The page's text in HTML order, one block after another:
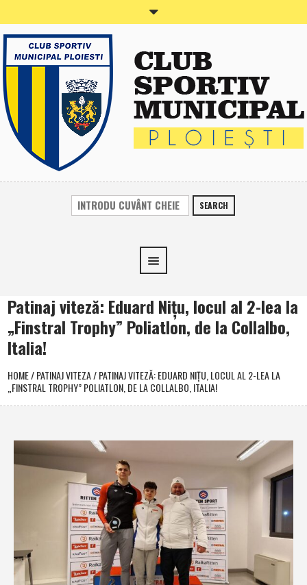
SEARCH
Patinaj viteză: Eduard Niţu, locul al 2-lea la
„Finstral Trophy” Poliatlon, de la Collalbo,
Italia!
HOME/PATINAJ VITEZA/PATINAJ VITEZĂ: EDUARD NIŢU, LOCUL AL 2-LEA LA
„FINSTRAL TROPHY” POLIATLON, DE LA COLLALBO, ITALIA!